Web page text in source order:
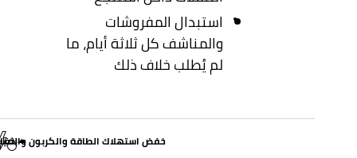
استبدال المفروشات
والمناشف كل ثلاثة أيام، ما
لم يُطلب خلاف ذلك
خفض استهلاك الطاقة والكربون